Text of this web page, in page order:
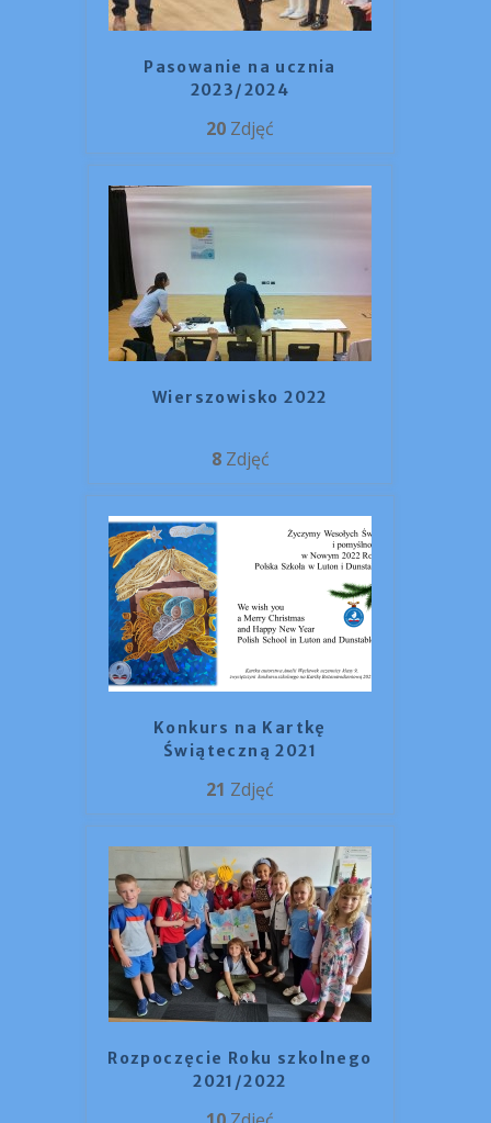
Pasowanie na ucznia
2023/2024
20 Zdjęć
Wierszowisko 2022
8Zdjęć
Konkurs na Kartkę
Świąteczną 2021
21 Zdjęć
Rozpoczęcie Roku szkolnego
2021/2022